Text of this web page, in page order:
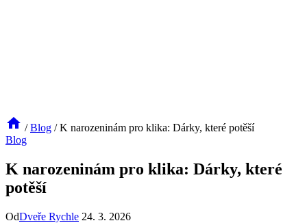
/ Blog / K narozeninám pro klika: Dárky, které potěší
Blog
K narozeninám pro klika: Dárky, které
potěší
OdDveře Rychle 24. 3. 2026